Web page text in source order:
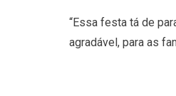
“Essa festa tá de
agradável, para as